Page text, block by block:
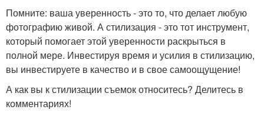
Помните: ваша уверенность - это то, что делает любую
фотографию живой. А стилизация - это тот инструмент,
который помогает этой уверенности раскрыться в
полной мере. Инвестируя время и усилия в стилизацию,
вы инвестируете в качество и в свое самоощущение!
А как вы к стилизации съемок относитесь? Делитесь в
комментариях!